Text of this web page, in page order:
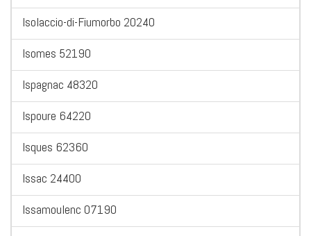
Isolaccio-di-Fiumorbo 20240
Isomes 52190
Ispagnac 48320
Ispoure 64220
Isques 62360
Issac 24400
Issamoulenc 07190